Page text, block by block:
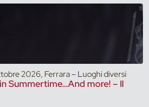
2026, Ferrara – Luoghi diversi
Summertime…And more! – Il